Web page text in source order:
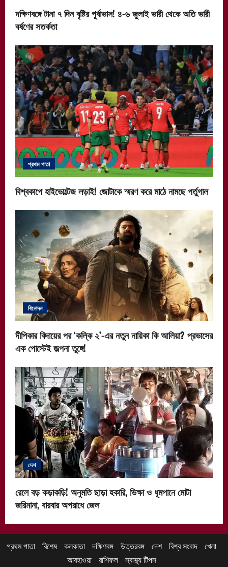
দক্ষিণবঙ্গে টানা ৭ দিন বৃষ্টির পূর্বাভাস! ৪-৬ জুলাই ভারী থেকে অতি ভারী
বর্ষণের সতর্কতা
প্রথম পাতা
বিশ্বকাপে হাইভোল্টেজ লড়াই! জোটাকে স্মরণ করে মাঠে নামছে পর্তুগাল
বিনোদন
দীপিকার বিদায়ের পর ‘কল্কি ২’-এর নতুন নায়িকা কি আলিয়া? প্রভাসের
এক পোস্টেই জল্পনা তুঙ্গে!
দেশ
রেলে বড় কড়াকড়ি! অনুমতি ছাড়া হকারি, ভিক্ষা ও ধূমপানে মোটা
জরিমানা, বারবার অপরাধে জেল
প্রথম পাতা বিশেষ কলকাতা দক্ষিণবঙ্গ উত্তরবঙ্গ দেশ বিশ্ব সংবাদ খেলা
আবহাওয়া
রাশিফল স্বাস্থ্য টিপস